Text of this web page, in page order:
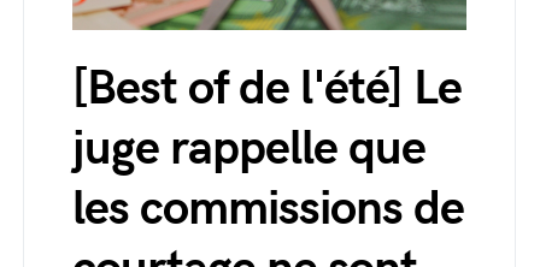
[Best of de l'été] Le
juge rappelle que
les commissions de